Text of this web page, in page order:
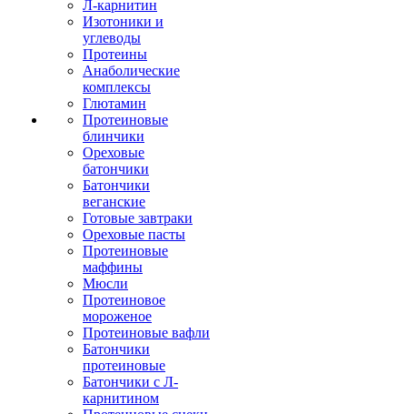
Л-карнитин
Изотоники и
углеводы
Протеины
Анаболические
комплексы
Глютамин
Протеиновые
блинчики
Ореховые
батончики
Батончики
веганские
Готовые завтраки
Ореховые пасты
Протеиновые
маффины
Мюсли
Протеиновое
мороженое
Протеиновые вафли
Батончики
протеиновые
Батончики с Л-
карнитином